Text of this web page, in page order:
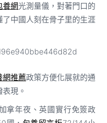
養網光測量儀，對著門口的
中國人刻在骨子里的生涯
網推薦政策方便化展就的通
現。
拿年夜、英國實行免簽政